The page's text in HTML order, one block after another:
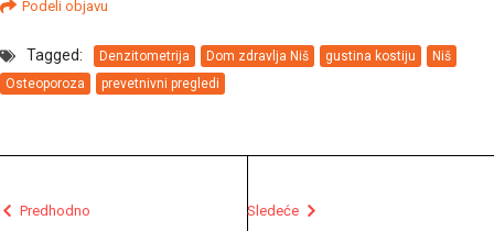
Podeli objavu
Tagged: Denzitometrija Dom zdravlja Niš gustina kostiju
Niš
Osteoporoza
prevetnivni pregledi
Predhodno Sledeće